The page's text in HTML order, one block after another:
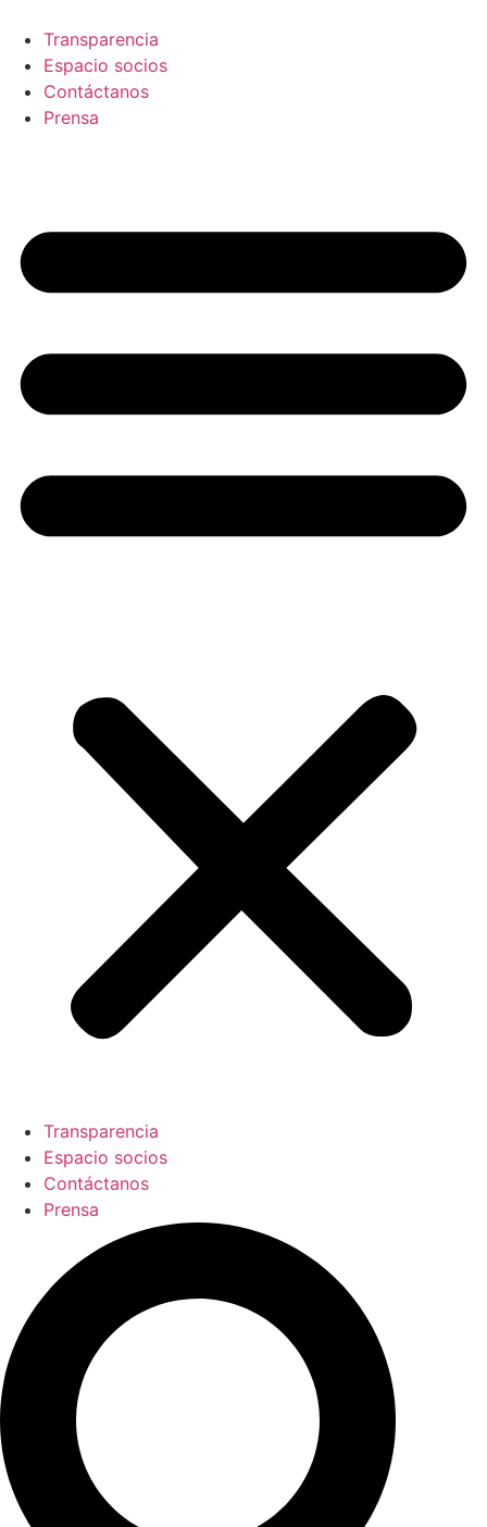
content
Transparencia
Espacio socios
Contáctanos
Prensa
Transparencia
Espacio socios
Contáctanos
Prensa